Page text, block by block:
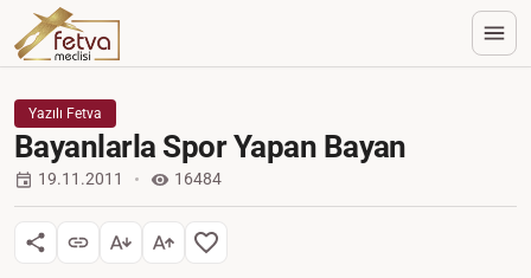
Yazılı Fetva
Bayanlarla Spor Yapan Bayan
19.11.2011 16484